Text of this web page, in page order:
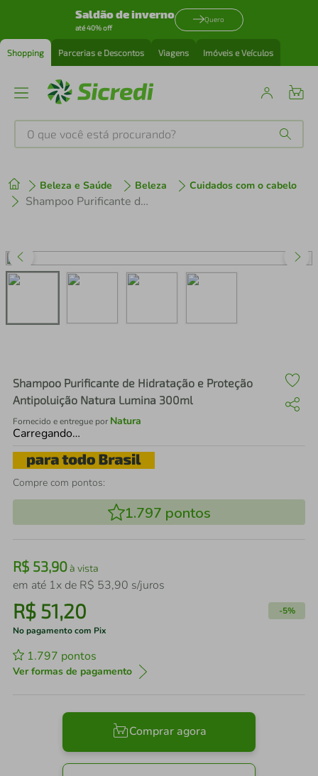
Saldão de inverno
até 40% off
Quero
Shopping Parcerias e Descontos Viagens Imóveis e Veículos
O que você está procurando?
Beleza e Saúde Beleza Cuidados com o cabelo
Shampoo Purificante de Hidratação e Proteção Antipoluição Natura Lumina 300ml
Shampoo Purificante de Hidratação e Proteção
Antipoluição Natura Lumina 300ml
Fornecido e entregue por Natura
Carregando…
Compre com pontos:
1.797 pontos
R$ 53,90à vista
em até 1x de R$ 53,90 s/juros
R$ 51,20 -5%
No pagamento com Pix
1.797 pontos
Ver formas de pagamento
Comprar agora
1º tenis
perfume